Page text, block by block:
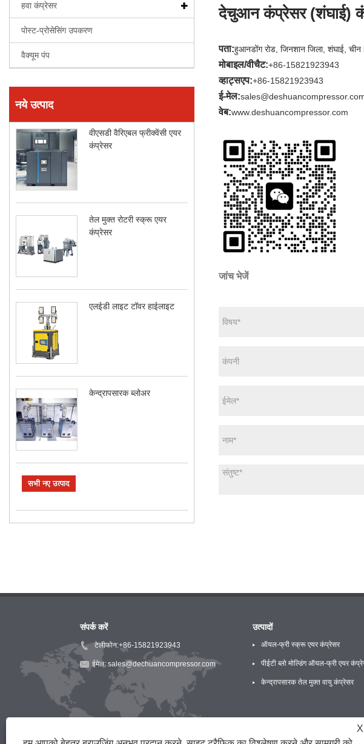
हवा कंप्रेसर
पोस्ट-प्रोसेसिंग उपकरण
वैक्यूम पंप
नये उत्पाद
वीएसडी वैरिएबल फ्रीक्वेंसी एयर
कंप्रेसर
तेल मुक्त रोटरी स्क्रू एयर
कंप्रेसर
एलईडी लाइट टॉवर हाईलाइट
केन्द्रापसारक ब्लोअर
सभी नए उत्पाद
देचुआन कंप्रेसर (शंघाई)
पता:हुआनडोंग रोड, जिनशान जिला, शंघाई,
मोबाइल/वीचैट:+86-15821923943
व्हाट्सएप:+86-15821923943
ई-मेल:
वेब:www.deshuancompressor.com
जांच भेजें
X
संपर्क करें
टेलीफोन:+86-15821923943
ईमेल: sales@dechuancompressor.com
उत्पादों
ऑयल-फ्री स्क्रू एयर कंप्रेसर
पीईटी ब्लो मोल्डिंग ऑयल-फ्री एयर
केन्द्रापसारक तेल मुक्त वायु कंप्रेसर